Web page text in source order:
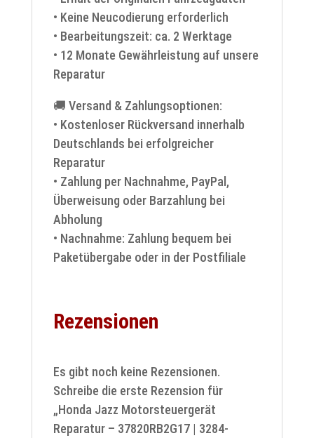
• Keine Neucodierung erforderlich
• Bearbeitungszeit: ca. 2 Werktage
• 12 Monate Gewährleistung auf unsere
Reparatur
🚚 Versand & Zahlungsoptionen:
• Kostenloser Rückversand innerhalb
Deutschlands bei erfolgreicher
Reparatur
• Zahlung per Nachnahme, PayPal,
Überweisung oder Barzahlung bei
Abholung
• Nachnahme: Zahlung bequem bei
Paketübergabe oder in der Postfiliale
Rezensionen
Es gibt noch keine Rezensionen.
Schreibe die erste Rezension für
„Honda Jazz Motorsteuergerät
Reparatur – 37820RB2G17 | 3284-